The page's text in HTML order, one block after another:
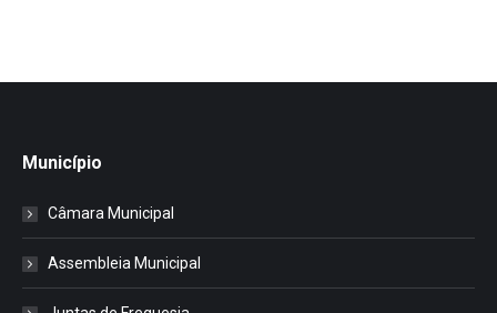
Município
Câmara Municipal
Assembleia Municipal